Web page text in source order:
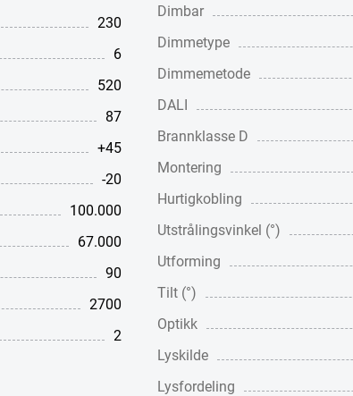
230
6
520
87
+45
-20
100.000
67.000
90
2700
2
Dimbar
Dimmetype
Dimmemetode
DALI
Brannklasse D
Montering
Hurtigkobling
Utstrålingsvinkel (°)
Utforming
Tilt (°)
Optikk
Lyskilde
Lysfordeling